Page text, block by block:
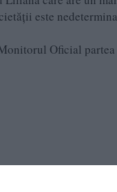
este
Oficial